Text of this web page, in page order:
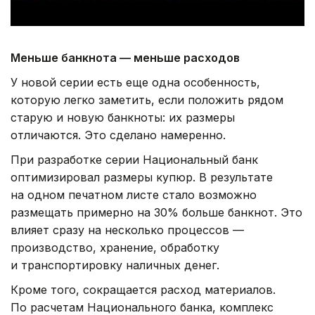
Меньше банкнота — меньше расходов
У новой серии есть еще одна особенность,
которую легко заметить, если положить рядом
старую и новую банкноты: их размеры
отличаются. Это сделано намеренно.
При разработке серии Национальный банк
оптимизировал размеры купюр. В результате
на одном печатном листе стало возможно
размещать примерно на 30% больше банкнот. Это
влияет сразу на несколько процессов —
производство, хранение, обработку
и транспортировку наличных денег.
Кроме того, сокращается расход материалов.
По расчетам Национального банка, комплекс